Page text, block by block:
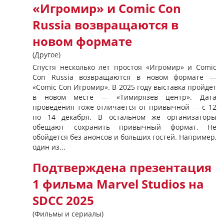
«Игромир» и Comic Con
Russia возвращаются в
новом формате
(Другое)
Спустя несколько лет простоя «Игромир» и Comic
Con Russia возвращаются в новом формате —
«Comic Con Игромир». В 2025 году выставка пройдет
в новом месте — «Тимирязев центр». Дата
проведения тоже отличается от привычной — с 12
по 14 декабря. В остальном же организаторы
обещают сохранить привычный формат. Не
обойдется без анонсов и больших гостей. Например,
один из...
Подтверждена презентация
1 фильма Marvel Studios на
SDCC 2025
(Фильмы и сериалы)